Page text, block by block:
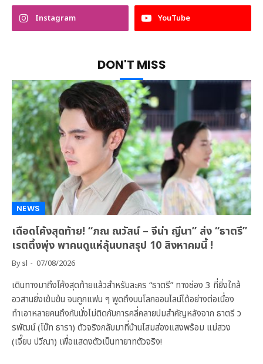
Instagram YouTube
DON'T MISS
NEWS
เดือดโค้งสุดท้าย! “ภณ ณวัสน์ – จีน่า ญีนา” ส่ง “ธาตรี”
เรตติ้งพุ่ง พาคนดูแห่ลุ้นบทสรุป 10 สิงหาคมนี้ !
Bysl 07/08/2026
เดินทางมาถึงโค้งสุดท้ายแล้วสำหรับละคร “ธาตรี” ทางช่อง 3 ที่ยิ่งใกล้
อวสานยิ่งเข้มข้น จนถูกแฟน ๆ พูดถึงบนโลกออนไลน์ได้อย่างต่อเนื่อง
ทำเอาหลายคนถึงกับนั่งไม่ติดกับการคลี่คลายปมสำคัญหลังจาก ธาตรี ว
รพัฒน์ (โบ๊ท ธารา) ตัวจริงกลับมาที่บ้านโสมส่องแสงพร้อม แม่สวง
(เจี๊ยบ ปวีณา) เพื่อแสดงตัวเป็นทายาทตัวจริง!